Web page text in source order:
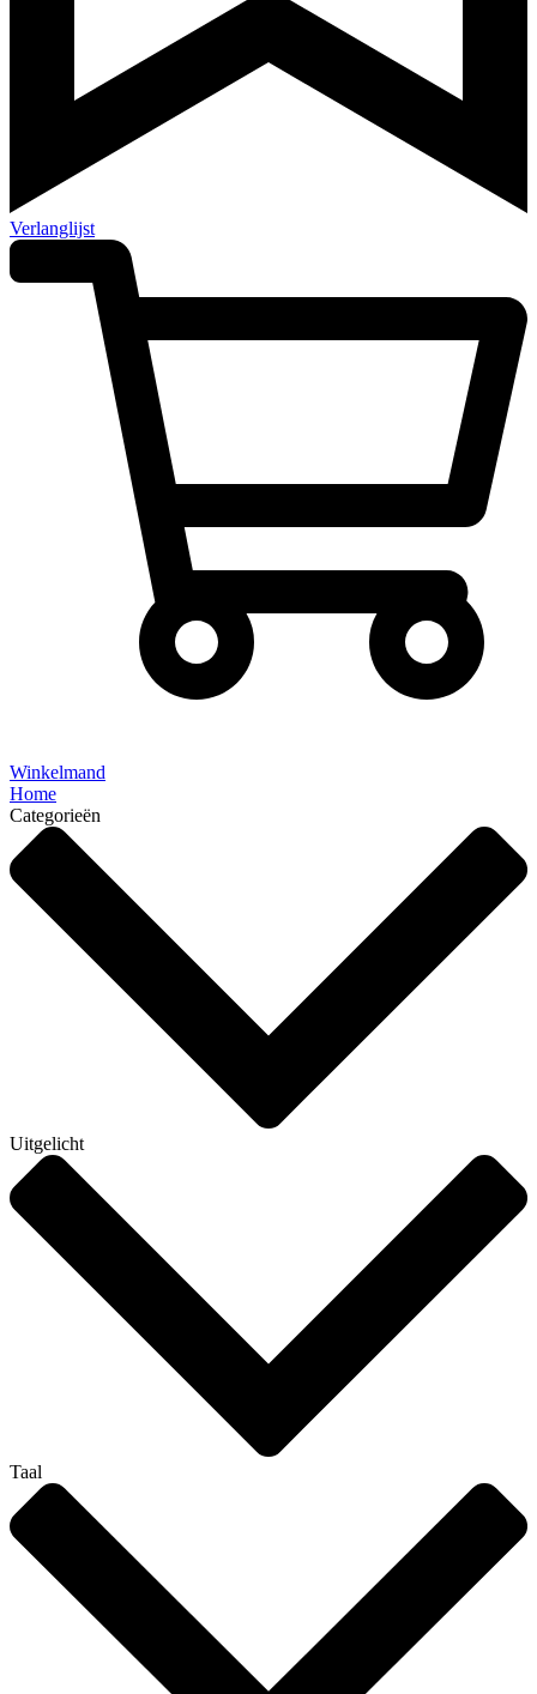
Verlanglijst
Winkelmand
Home
Categorieën
Uitgelicht
Taal